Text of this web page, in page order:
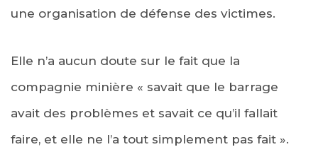
une organisation de défense des victimes.
Elle n’a aucun doute sur le fait que la
compagnie minière « savait que le barrage
avait des problèmes et savait ce qu’il fallait
faire, et elle ne l’a tout simplement pas fait ».